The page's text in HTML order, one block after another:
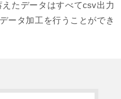
たデータはすべてcsv出力
ータ加工を行うことができ